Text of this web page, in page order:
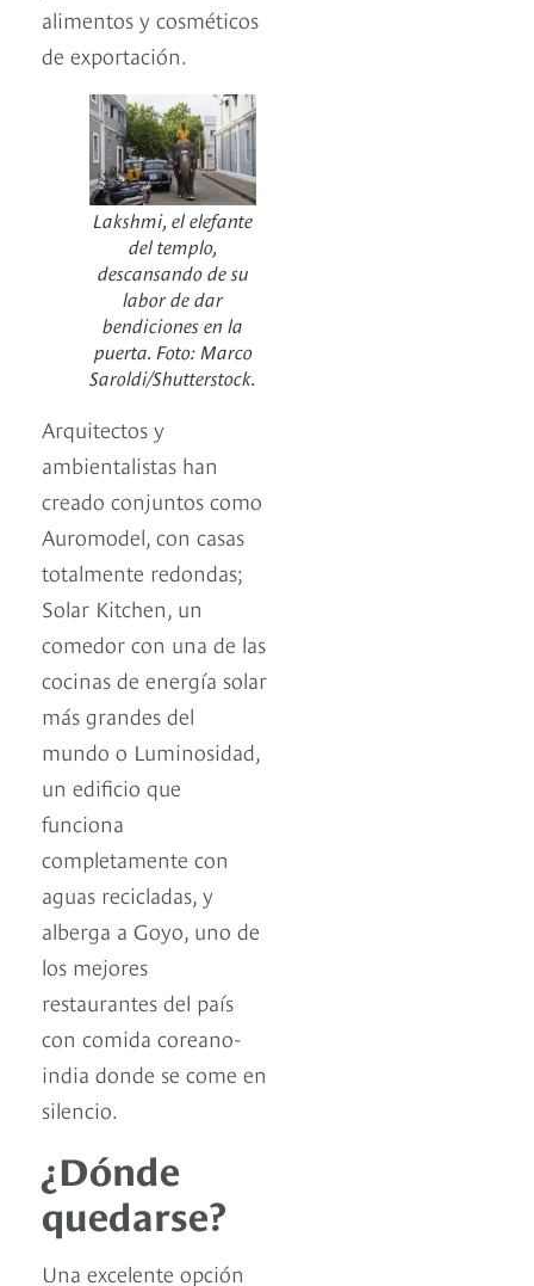
alimentos y cosméticos
de exportación.
Lakshmi, el elefante
del templo,
descansando de su
labor de dar
bendiciones en la
puerta. Foto: Marco
Saroldi/Shutterstock.
Arquitectos y
ambientalistas han
creado conjuntos como
Auromodel, con casas
totalmente redondas;
Solar Kitchen, un
comedor con una de las
cocinas de energía solar
más grandes del
mundo o Luminosidad,
un edificio que
funciona
completamente con
aguas recicladas, y
alberga a Goyo, uno de
los mejores
restaurantes del país
con comida coreano-
india donde se come en
silencio.
¿Dónde
quedarse?
Una excelente opción